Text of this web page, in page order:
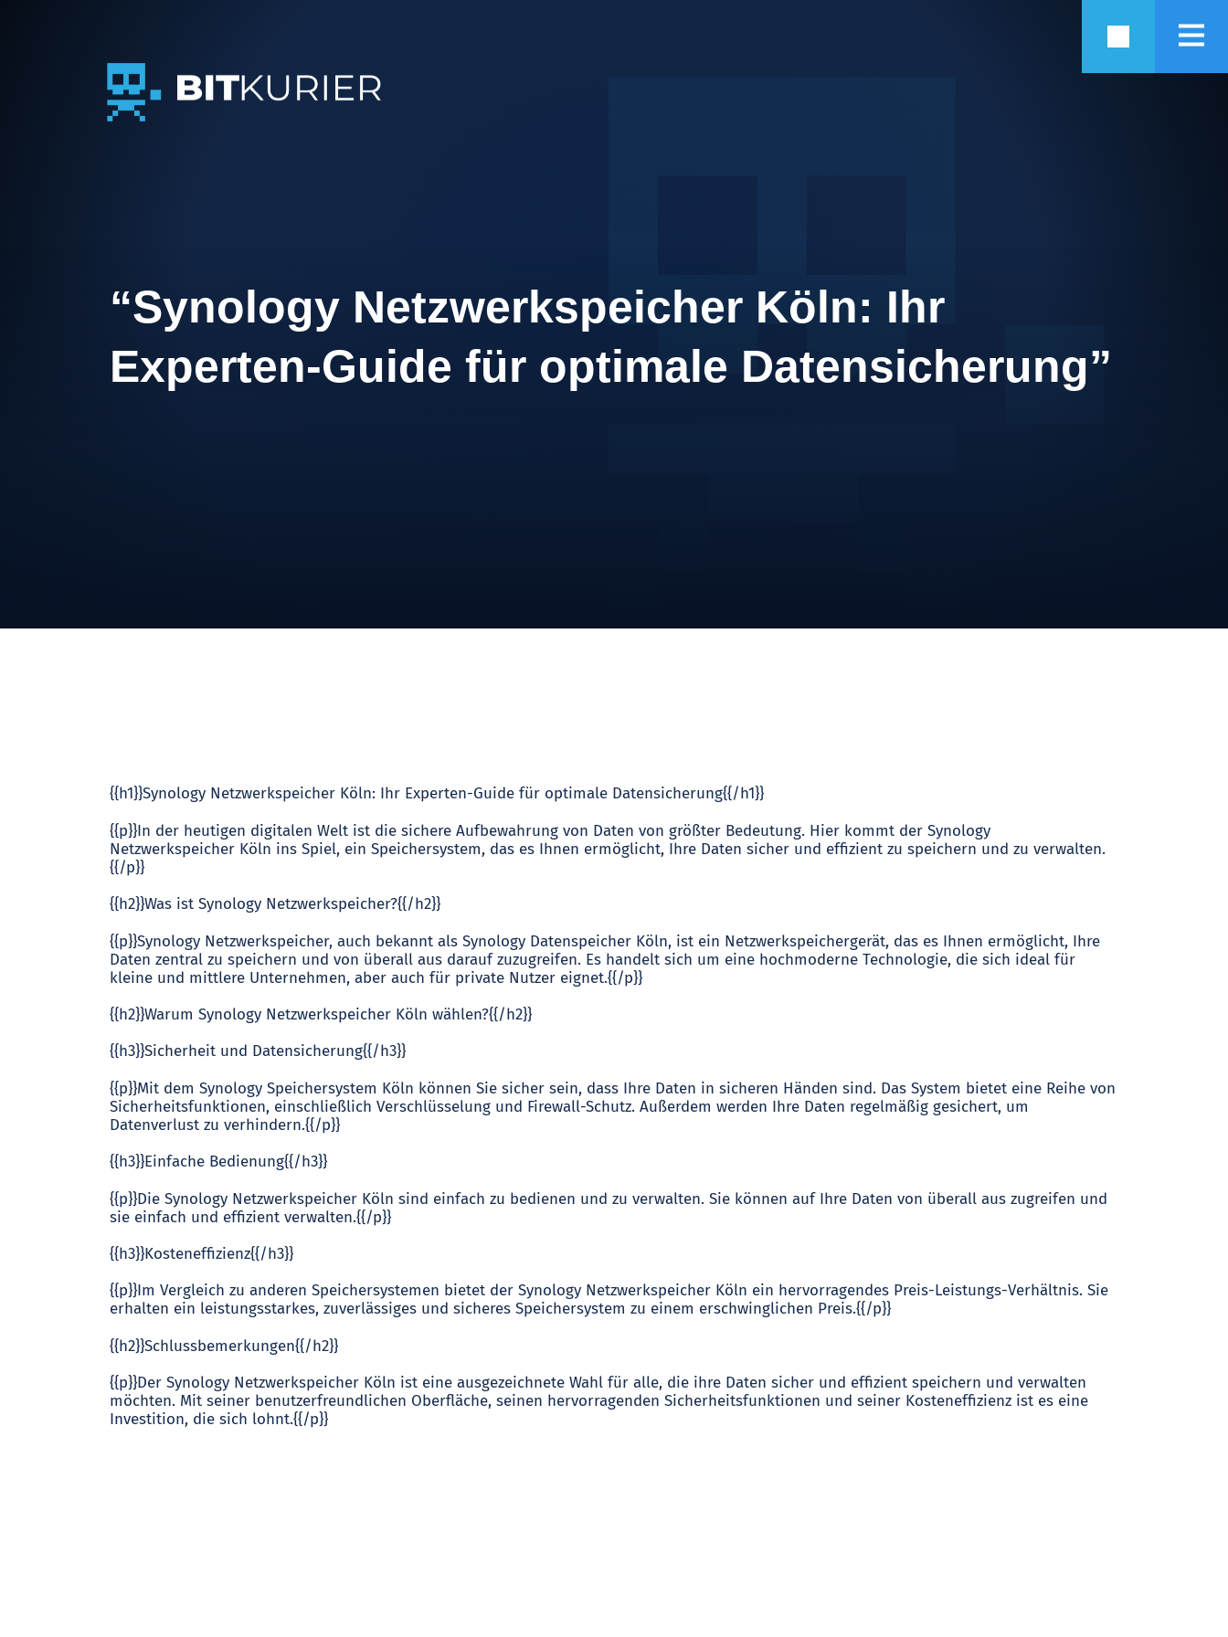
BITkurier GmbH – IT-Services, Managed
“Synology Netzwerkspeicher Köln: Ihr
Experten-Guide für optimale Datensicherung”
{{h1}}Synology Netzwerkspeicher Köln: Ihr Experten-Guide für optimale Datensicherung{{/h1}}
{{p}}In der heutigen digitalen Welt ist die sichere Aufbewahrung von Daten von größter Bedeutung. Hier kommt der Synology
Netzwerkspeicher Köln ins Spiel, ein Speichersystem, das es Ihnen ermöglicht, Ihre Daten sicher und effizient zu speichern und zu verwalten.
{{/p}}
{{h2}}Was ist Synology Netzwerkspeicher?{{/h2}}
{{p}}Synology Netzwerkspeicher, auch bekannt als Synology Datenspeicher Köln, ist ein Netzwerkspeichergerät, das es Ihnen ermöglicht, Ihre
Daten zentral zu speichern und von überall aus darauf zuzugreifen. Es handelt sich um eine hochmoderne Technologie, die sich ideal für
kleine und mittlere Unternehmen, aber auch für private Nutzer eignet.{{/p}}
{{h2}}Warum Synology Netzwerkspeicher Köln wählen?{{/h2}}
{{h3}}Sicherheit und Datensicherung{{/h3}}
{{p}}Mit dem Synology Speichersystem Köln können Sie sicher sein, dass Ihre Daten in sicheren Händen sind. Das System bietet eine Reihe von
Sicherheitsfunktionen, einschließlich Verschlüsselung und Firewall-Schutz. Außerdem werden Ihre Daten regelmäßig gesichert, um
Datenverlust zu verhindern.{{/p}}
{{h3}}Einfache Bedienung{{/h3}}
{{p}}Die Synology Netzwerkspeicher Köln sind einfach zu bedienen und zu verwalten. Sie können auf Ihre Daten von überall aus zugreifen und
sie einfach und effizient verwalten.{{/p}}
{{h3}}Kosteneffizienz{{/h3}}
{{p}}Im Vergleich zu anderen Speichersystemen bietet der Synology Netzwerkspeicher Köln ein hervorragendes Preis-Leistungs-Verhältnis. Sie
erhalten ein leistungsstarkes, zuverlässiges und sicheres Speichersystem zu einem erschwinglichen Preis.{{/p}}
{{h2}}Schlussbemerkungen{{/h2}}
{{p}}Der Synology Netzwerkspeicher Köln ist eine ausgezeichnete Wahl für alle, die ihre Daten sicher und effizient speichern und verwalten
möchten. Mit seiner benutzerfreundlichen Oberfläche, seinen hervorragenden Sicherheitsfunktionen und seiner Kosteneffizienz ist es eine
Investition, die sich lohnt.{{/p}}